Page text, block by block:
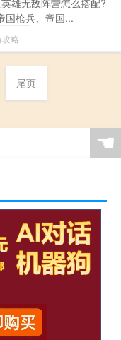
国枪兵、帝国...
略
尾页
☚